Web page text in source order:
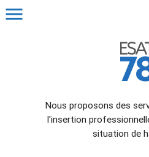
menu
Nous proposons des
l'insertion
situation de